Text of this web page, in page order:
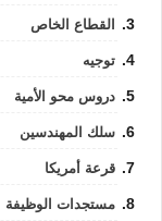
القطاع الخاص
توجيه
دروس محو الأمية
سلك المهندسين
قرعة أمريكا
مستجدات الوظيفة